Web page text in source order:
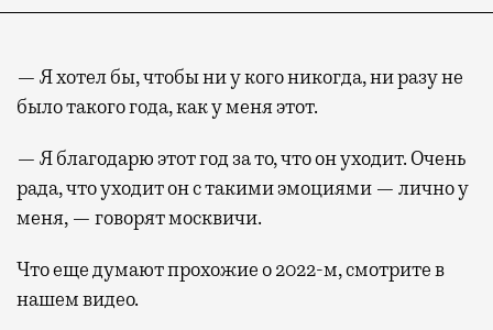
— Я хотел бы, чтобы ни у кого никогда, ни разу не
было такого года, как у меня этот.
— Я благодарю этот год за то, что он уходит. Очень
рада, что уходит он с такими эмоциями — лично у
меня, — говорят москвичи.
Что еще думают прохожие о 2022-м, смотрите в
нашем видео.